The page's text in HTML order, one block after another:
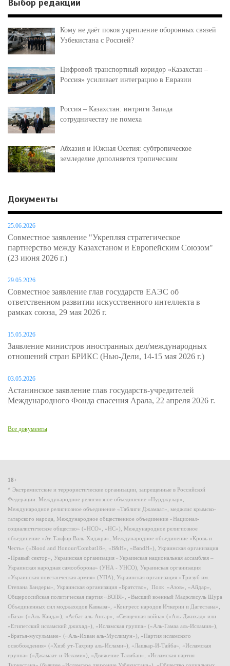
Выбор редакции
Кому не даёт покоя укрепление оборонных связей
Узбекистана с Россией?
Цифровой транспортный коридор «Казахстан –
Россия» усиливает интеграцию в Евразии
Россия – Казахстан: интриги Запада
сотрудничеству не помеха
Абхазия и Южная Осетия: субтропическое
земледелие дополняется тропическим
Документы
25.06.2026
Совместное заявление "Укрепляя стратегическое
партнерство между Казахстаном и Европейским Союзом"
(23 июня 2026 г.)
29.05.2026
Совместное заявление глав государств ЕАЭС об
ответственном развитии искусственного интеллекта в
рамках союза, 29 мая 2026 г.
15.05.2026
Заявление министров иностранных дел/международных
отношений стран БРИКС (Нью-Дели, 14-15 мая 2026 г.)
03.05.2026
Астанинское заявление глав государств-учредителей
Международного Фонда спасения Арала, 22 апреля 2026 г.
Все документы
18+
* Экстремистские и террористические организации, запрещенные в Российской
Федерации: Международное религиозное объединение «Нурджулар»,
Международное религиозное объединение «Таблиги Джамаат», меджлис крымско-
татарского народа, Международное общественное объединение «Национал-
социалистическое общество» («НСО», «НС»), Международное религиозное
объединение «Ат-Такфир Валь-Хиджра», Международное объединение «Кровь и
Честь» («Blood and Honour/Combat18», «B&H», «BandH»), Украинская организация
«Правый сектор», Украинская организация «Украинская национальная ассамблея –
Украинская народная самооборона» (УНА - УНСО), Украинская организация
«Украинская повстанческая армия» (УПА), Украинская организация «Тризуб им.
Степана Бандеры», Украинская организация «Братство», Полк «Азов», «Айдар»,
Общероссийская политическая партия «ВОЛЯ», «Высший военный Маджлисуль Шура
Объединенных сил моджахедов Кавказа», «Конгресс народов Ичкерии и Дагестана»,
«База» («Аль-Каида»), «Асбат аль-Ансар», «Священная война» («Аль-Джихад» или
«Египетский исламский джихад»), «Исламская группа» («Аль-Гамаа аль-Исламия»),
«Братья-мусульмане» («Аль-Ихван аль-Муслимун»), «Партия исламского
освобождения» («Хизб ут-Тахрир аль-Ислами»), «Лашкар-И-Тайба», «Исламская
группа» («Джамаат-и-Ислами»), «Движение Талибан», «Исламская партия